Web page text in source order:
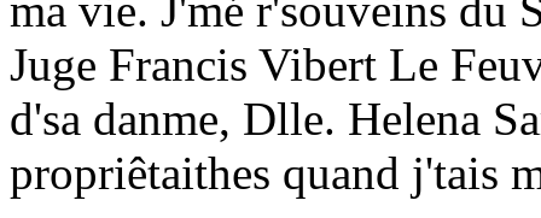
Juge Francis Vibert Le
d'sa danme, Dlle. Helena
propriêtaithes quand j'tais